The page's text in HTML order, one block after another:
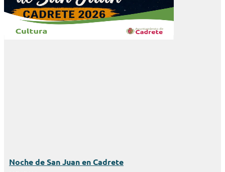
Noche de San Juan en Cadrete